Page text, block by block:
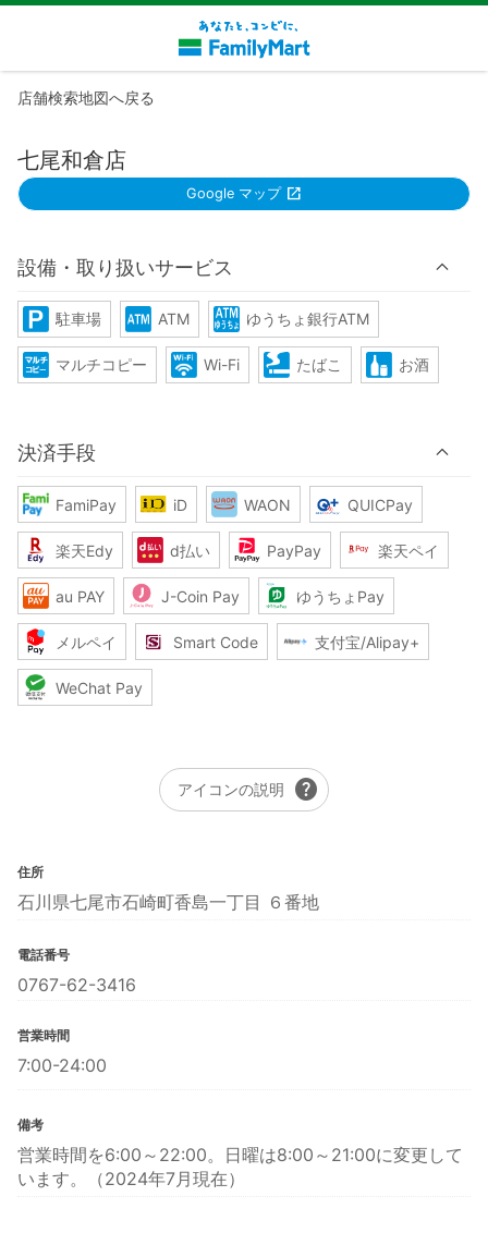
店舗検索地図へ戻る
七尾和倉店
Google マップ
設備・取り扱いサービス
駐車場 ATM ゆうちょ銀行ATM
マルチコピー Wi-Fi たばこ お酒
決済手段
FamiPay iD WAON QUICPay
楽天Edy d払い PayPay 楽天ペイ
au PAY J-Coin Pay ゆうちょPay
メルペイ Smart Code 支付宝/Alipay+
WeChat Pay
アイコンの説明 help
住所
石川県七尾市石崎町香島一丁目 ６番地
電話番号
0767-62-3416
営業時間
7:00-24:00
備考
営業時間を6:00～22:00。日曜は8:00～21:00に変更して
います。（2024年7月現在）